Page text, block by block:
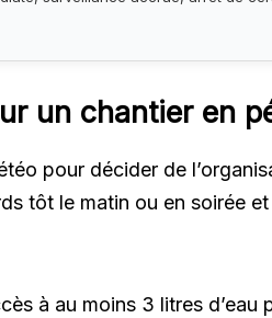
un chantier en
pour décider de
tôt le matin ou en soirée
à au moins 3 litres d’eau